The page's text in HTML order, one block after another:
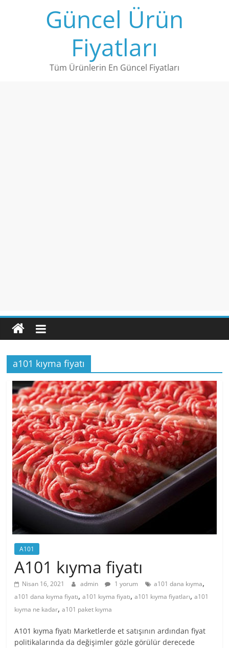
Güncel Ürün
Fiyatları
Tüm Ürünlerin En Güncel Fiyatları
a101 kıyma fiyatı
A101
A101 kıyma fiyatı
Nisan 16, 2021 admin 1 yorum a101 dana kıyma,
a101 dana kıyma fiyatı,a101 kıyma fiyatı,a101 kıyma fiyatları,a101
kıyma ne kadar,a101 paket kıyma
A101 kıyma fiyatı Marketlerde et satışının ardından fiyat
politikalarında da değişimler gözle görülür derecede